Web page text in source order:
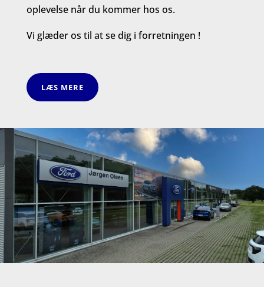
oplevelse når du kommer hos os.
Vi glæder os til at se dig i forretningen !
LÆS MERE